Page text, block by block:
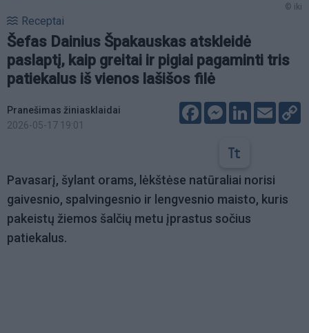
© iki
Receptai
Šefas Dainius Špakauskas atskleidė
paslaptį, kaip greitai ir pigiai pagaminti tris
patiekalus iš vienos lašišos filė
Pranešimas žiniasklaidai
2026-05-17 19:01
FacebookMessenger
LinkedIn
Email
Pavasarį, šylant orams, lėkštėse natūraliai norisi
gaivesnio, spalvingesnio ir lengvesnio maisto, kuris
pakeistų žiemos šalčių metu įprastus sočius
patiekalus.